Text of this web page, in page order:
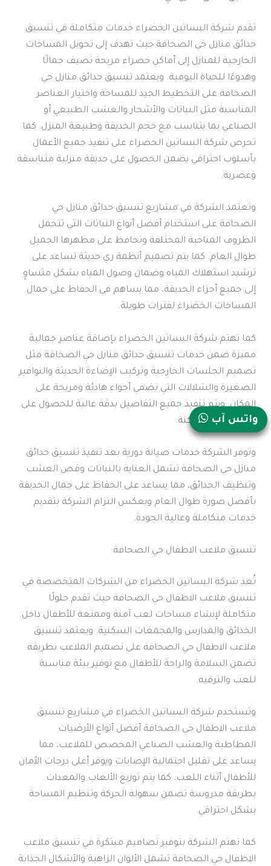
تقدم شركة البساتين الخضراء خدمات متكاملة في تنسيق
حدائق منازل حي الصحافة حيث تهدف إلى تحويل المساحات
الخارجية للمنازل إلى أماكن خضراء مريحة تضيف جمالًا
وهدوءًا للحياة اليومية. ويعتمد تنسيق حدائق منازل حي
الصحافة على التخطيط الجيد للمساحة واختيار العناصر
المناسبة مثل النباتات والأشجار والعشب الطبيعي أو
الصناعي بما يتناسب مع حجم الحديقة وطبيعة المنزل. كما
تحرص شركة البساتين الخضراء على تنفيذ جميع الأعمال
بأسلوب احترافي يضمن الحصول على حديقة منزلية متناسقة
وعصرية.
وتعتمد الشركة في مشاريع تنسيق حدائق منازل حي
الصحافة على استخدام أفضل أنواع النباتات التي تتحمل
الظروف المناخية المختلفة وتحافظ على مظهرها الجميل
طوال العام. كما يتم تصميم أنظمة ري حديثة تساعد على
ترشيد استهلاك المياه وضمان وصول المياه بشكل متساوٍ
إلى جميع أجزاء الحديقة، مما يساهم في الحفاظ على جمال
المساحات الخضراء لفترات طويلة.
كما تهتم شركة البساتين الخضراء بإضافة عناصر جمالية
مميزة ضمن خدمات تنسيق حدائق منازل حي الصحافة مثل
تصميم الجلسات الخارجية وتركيب الإضاءة الحديثة والنوافير
الصغيرة والشلالات التي تضفي أجواء هادئة ومريحة على
المكان. ويتم تنفيذ جميع التفاصيل بدقة عالية للحصول على
أفضل نتيجة ممكنة.
وتوفر الشركة خدمات صيانة دورية بعد تنفيذ تنسيق حدائق
منازل حي الصحافة تشمل العناية بالنباتات وقص العشب
وتنظيف الحدائق، مما يساعد على الحفاظ على جمال الحديقة
بأفضل صورة طوال العام ويعكس التزام الشركة بتقديم
خدمات متكاملة وعالية الجودة.
تنسيق ملاعب الاطفال حي الصحافة
تُعد شركة البساتين الخضراء من الشركات المتخصصة في
تنسيق ملاعب الاطفال حي الصحافة حيث تقدم حلولًا
متكاملة لإنشاء مساحات لعب آمنة وممتعة للأطفال داخل
الحدائق والمدارس والمجمعات السكنية. ويعتمد تنسيق
ملاعب الاطفال حي الصحافة على تصميم الملاعب بطريقة
تضمن السلامة والراحة للأطفال مع توفير بيئة مناسبة
للعب والترفيه.
وتستخدم شركة البساتين الخضراء في مشاريع تنسيق
ملاعب الاطفال حي الصحافة أفضل أنواع الأرضيات
المطاطية والعشب الصناعي المخصص للملاعب، مما
يساعد على تقليل احتمالية الإصابات ويوفر أعلى درجات الأمان
للأطفال أثناء اللعب. كما يتم توزيع الألعاب والمعدات
بطريقة مدروسة تضمن سهولة الحركة وتنظيم المساحة
بشكل احترافي.
كما تهتم الشركة بتوفير تصاميم مبتكرة في تنسيق ملاعب
الاطفال حي الصحافة تشمل الألوان الزاهية والأشكال الجذابة
واتس آب